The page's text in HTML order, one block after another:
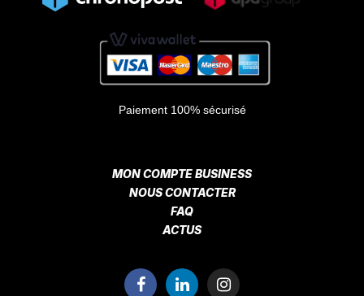
Paiement 100% sécurisé
MON COMPTE BUSINESS
NOUS CONTACTER
FAQ
ACTUS